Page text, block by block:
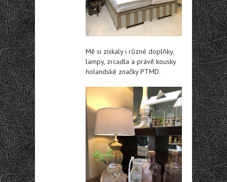
Mě si získaly i různé doplňky,
lampy, zrcadla a právě kousky
holandské značky PTMD.